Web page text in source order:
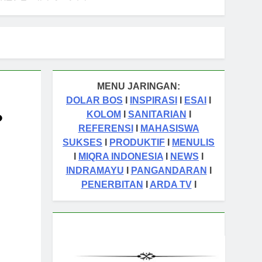
English for Adults
sebagai Pintu Kehidupan
MENU JARINGAN:
DOLAR BOS
INSPIRASI ESAI
KOLOM
SANITARIAN
REFERENSI
MAHASISWA
SUKSES
PRODUKTIF
MENULIS
MIQRA INDONESIA NEWS
INDRAMAYU
PANGANDARAN
PENERBITAN
ARDA TVI